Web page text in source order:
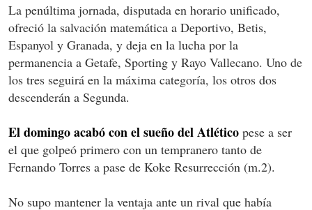
La penúltima jornada, disputada en horario unificado,
ofreció la salvación matemática a Deportivo, Betis,
Espanyol y Granada, y deja en la lucha por la
permanencia a Getafe, Sporting y Rayo Vallecano. Uno de
los tres seguirá en la máxima categoría, los otros dos
descenderán a Segunda.
El domingo acabó con el sueño del Atlético pese a ser
el que golpeó primero con un tempranero tanto de
Fernando Torres a pase de Koke Resurrección (m.2).
No supo mantener la ventaja ante un rival que había